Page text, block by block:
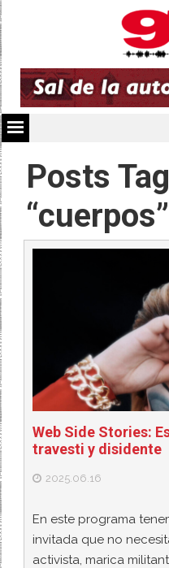
Posts
“cuerpos”
Web Side Stories:
travesti y disidente
2025.06.16
En este programa
invitada que no
activista, marica